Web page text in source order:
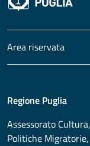
Area riservata
Regione Puglia
Assessorato
Politiche